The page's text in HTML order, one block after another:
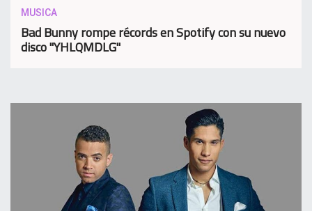
MUSICA
Bad Bunny rompe récords en Spotify con su nuevo
disco "YHLQMDLG"